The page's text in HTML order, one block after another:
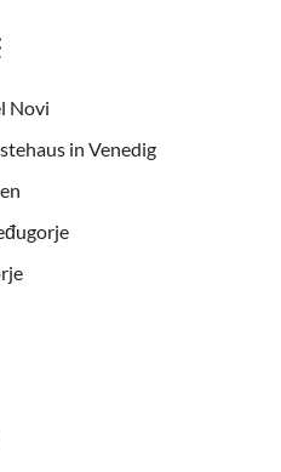
Novi
in Venedig